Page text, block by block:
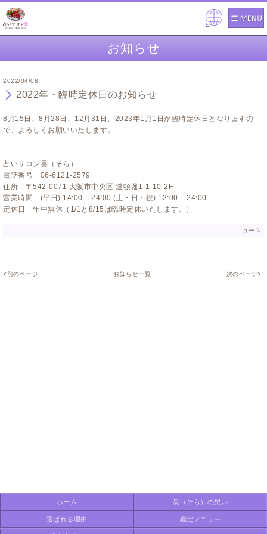
Pow
お知らせ
2022/04/08
2022年・臨時定休日のお知らせ
8月15日、8月28日、12月31日、2023年1月1日が臨時定休日 となりますの
で、よろしくお願いいたします。
占いサロン昊（そら）
電話番号 06-6121-2579
住所 〒542-0071 大阪市中央区 道頓堀1-1-10-2F
営業時間 (平日) 14:00 – 24:00 (土・日・祝) 12:00 – 24:00
定休日 年中無休（1/1と8/15は臨時定休いたします。）
ニュース
<前のページ お知らせ一覧 次のページ>
ホーム 昊（そら）の想い
選ばれる理由 鑑定メニュー